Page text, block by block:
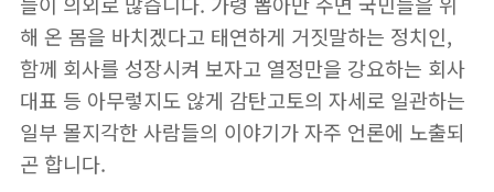
해 온 몸을 바치겠다고 태연하게 거짓말하는 정치인,
함께 회사를 성장시켜 보자고 열정만을 강요하는 회사
대표 등 아무렇지도 않게 감탄고토의 자세로 일관하는
일부 몰지각한 사람들의 이야기가 자주 언론에 노출되
곤 합니다.